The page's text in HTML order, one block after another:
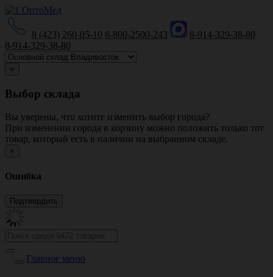
8 (423) 260-05-10 8-800-2500-243
8-914-329-38-80
8-914-329-38-80
×
Выбор склада
Вы уверены, что хотите изменить выбор города?
При изменении города в корзину можно положить только тот
товар, который есть в наличии на выбранном складе.
×
Ошибка
Главное меню